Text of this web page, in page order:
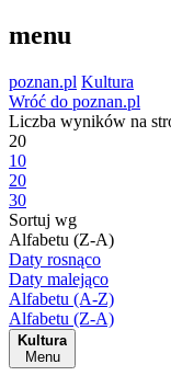
menu
poznan.pl Kultura
Wróć do poznan.pl
Liczba wyników na
20
10
20
30
Sortuj wg
Alfabetu (Z-A)
Daty rosnąco
Daty malejąco
Alfabetu (A-Z)
Alfabetu (Z-A)
Kultura
Menu